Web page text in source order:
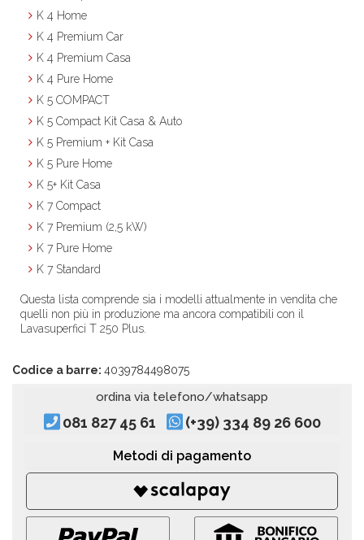
K 4 Home
K 4 Premium Car
K 4 Premium Casa
K 4 Pure Home
K 5 COMPACT
K 5 Compact Kit Casa & Auto
K 5 Premium + Kit Casa
K 5 Pure Home
K 5+ Kit Casa
K 7 Compact
K 7 Premium (2,5 kW)
K 7 Pure Home
K 7 Standard
Questa lista comprende sia i modelli attualmente in vendita che
quelli non più in produzione ma ancora compatibili con il
Lavasuperfici T 250 Plus.
Codice a barre: 4039784498075
ordina via telefono/whatsapp
081 827 45 61 (+39) 334 89 26 600
Metodi di pagamento